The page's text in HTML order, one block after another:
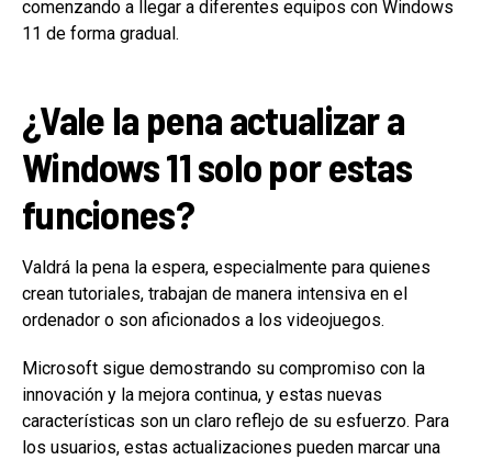
comenzando a llegar a diferentes equipos con Windows
11 de forma gradual.
¿Vale la pena actualizar a
Windows 11 solo por estas
funciones?
Valdrá la pena la espera, especialmente para quienes
crean tutoriales, trabajan de manera intensiva en el
ordenador o son aficionados a los videojuegos.
Microsoft sigue demostrando su compromiso con la
innovación y la mejora continua, y estas nuevas
características son un claro reflejo de su esfuerzo. Para
los usuarios, estas actualizaciones pueden marcar una